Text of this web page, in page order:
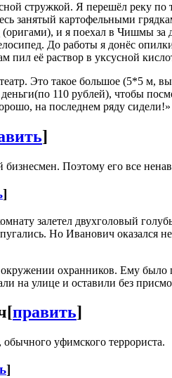
стружкой. Я перешёл реку
занятый картофельными
и я поехал в Чишмы за
До работы я донёс
пил её раствор в уксусной
Это такое большое (5*5 м,
110 рублей), чтобы
на последнем ряду сидели!»
]
Поэтому его все
]
залетел двухголовый
Но Иванович
охранников. Ему
на улице и оставили без
[править]
уфимского террориста.
]